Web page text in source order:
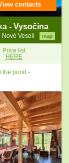
- Vysočina
Nové Veselí map
contacts
Price list
HERE
the pond -